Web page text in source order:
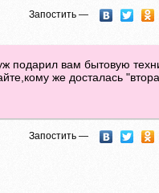
Запостить —
подарил вам бытовую
же досталась
Запостить —